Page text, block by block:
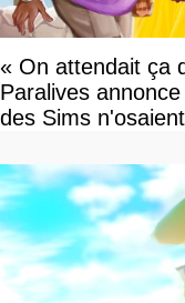
« On attendait ça
Paralives
des Sims